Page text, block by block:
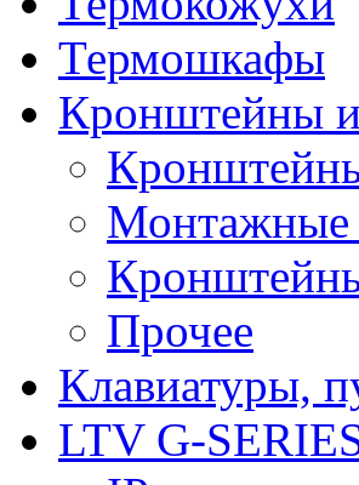
Термошкафы
Кронштейны
Монтажные
Прочее
Клавиатуры,
LTV G-